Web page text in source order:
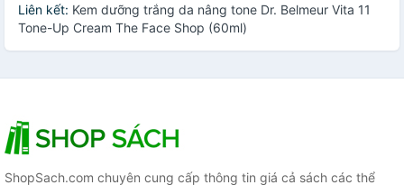
Liên kết: Kem dưỡng trắng da nâng tone Dr. Belmeur Vita 11
Tone-Up Cream The Face Shop (60ml)
ShopSach.com chuyên cung cấp thông tin giá cả sách các thể